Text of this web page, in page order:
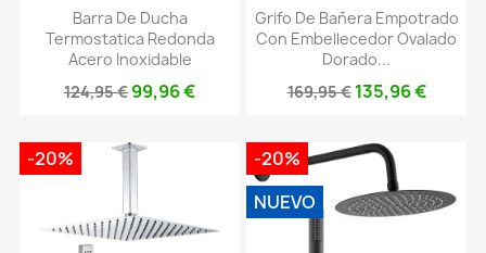
Barra De Ducha
Termostatica Redonda
Acero Inoxidable
124,95 € 99,96 €
Grifo De Bañera Empotrado
Con Embellecedor Ovalado
Dorado...
169,95 € 135,96 €
-20%
-20%
NUEVO